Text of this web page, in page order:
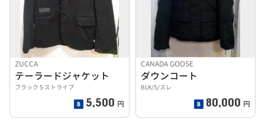
ZUCCA
テーラードジャケット
ブラック S ストライプ
5,500 円
CANADA GOOSE
ダウンコート
BLK/S/スレ
80,000 円